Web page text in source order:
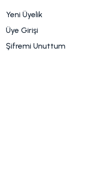
Yeni Üyelik
Üye Girişi
Şifremi Unuttum